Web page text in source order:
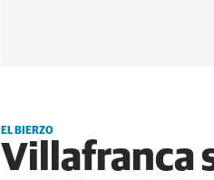
EL BIERZO
Villafranca